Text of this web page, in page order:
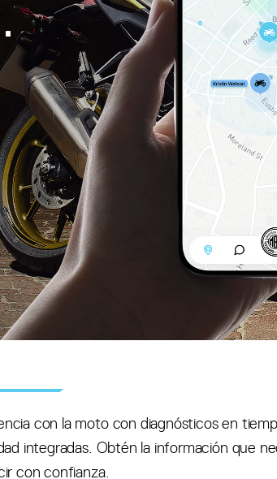
con la moto con diagnósticos en
integradas. Obtén la información que
con confianza.